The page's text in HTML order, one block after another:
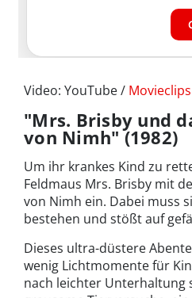
Video: YouTube / Movieclips
"Mrs. Brisby und
von Nimh" (1982)
Um ihr krankes Kind zu
Feldmaus Mrs. Brisby mit
von Nimh ein. Dabei muss
bestehen und stößt auf
Dieses ultra-düstere
wenig Lichtmomente für
nach leichter Unterhaltung